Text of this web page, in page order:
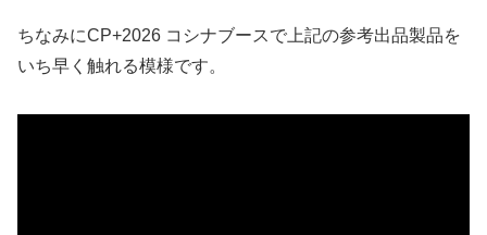
ちなみにCP+2026 コシナブースで上記の参考出品製品を
いち早く触れる模様です。